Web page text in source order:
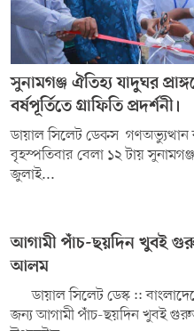
সুনামগঞ্জ ঐতিহ্য যাদুঘর
বর্ষপূর্তিতে গ্রাফিতি প্রদর্শনী।
ডায়াল সিলেট ডেকস ‎ গণঅভ্যুত্থান
বৃহস্পতিবার বেলা ১২ টায়
জুলাই...
আগামী পাঁচ-ছয়দিন খুবই
আলম
ডায়াল সিলেট ডেস্ক ::
জন্য আগামী পাঁচ-ছয়দিন খুবই